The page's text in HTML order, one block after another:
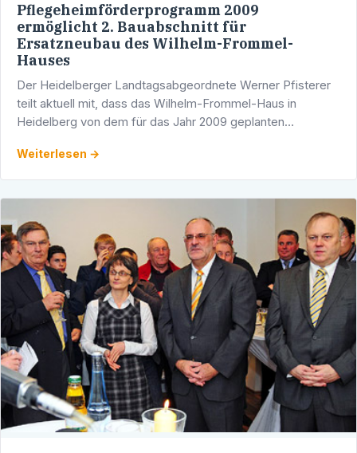
Pflegeheimförderprogramm 2009
ermöglicht 2. Bauabschnitt für
Ersatzneubau des Wilhelm-Frommel-
Hauses
Der Heidelberger Landtagsabgeordnete Werner Pfisterer
teilt aktuell mit, dass das Wilhelm-Frommel-Haus in
Heidelberg von dem für das Jahr 2009 geplanten
…
Weiterlesen →